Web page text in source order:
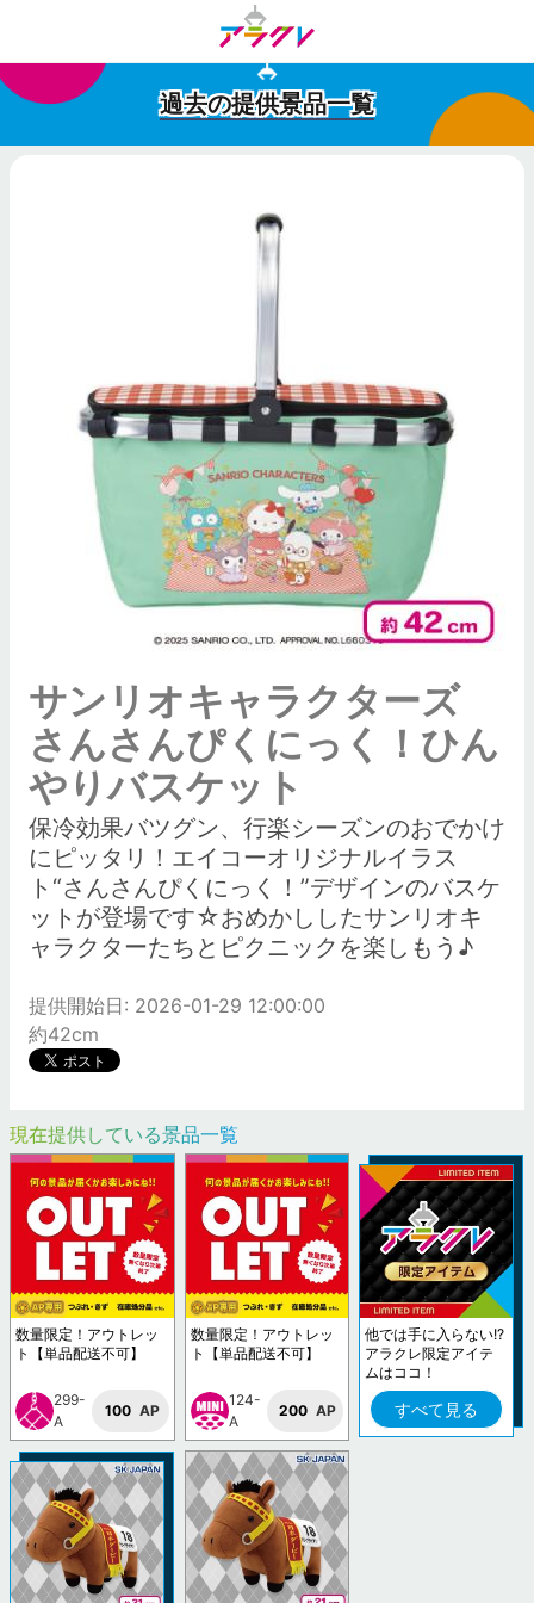
過去の提供景品一覧
サンリオキャラクターズ
さんさんぴくにっく！ひん
やりバスケット
保冷効果バツグン、行楽シーズンのおでかけ
にピッタリ！エイコーオリジナルイラス
ト“さんさんぴくにっく！”デザインのバスケ
ットが登場です☆おめかししたサンリオキ
ャラクターたちとピクニックを楽しもう♪
提供開始日: 2026-01-29 12:00:00
約42cm
現在提供している景品一覧
数量限定！アウトレッ
ト【単品配送不可】
299-
A
100 AP
数量限定！アウトレッ
ト【単品配送不可】
124-
A
200 AP
他では手に入らない!?
アラクレ限定アイテ
ムはココ！
すべて見る